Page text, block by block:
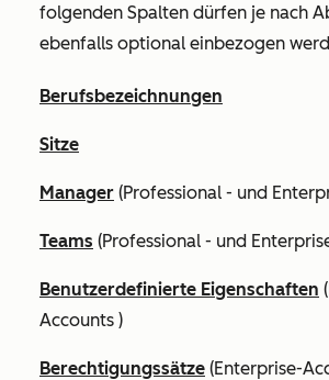
folgenden Spalten dürfen je nach
ebenfalls optional einbezogen
Berufsbezeichnungen
Sitze
Manager (Professional - und
Teams (Professional - und
Benutzerdefinierte Eigenschaften (
Accounts )
Berechtigungssätze (Enterprise-